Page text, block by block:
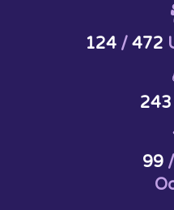
124/ 472
243
99/